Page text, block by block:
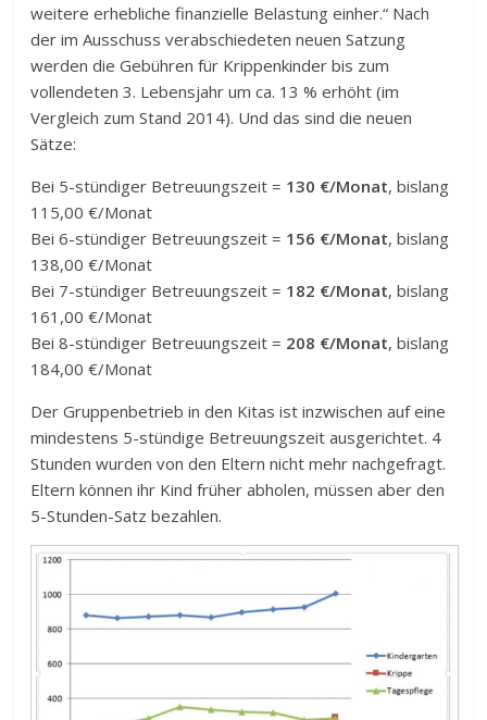
weitere erhebliche finanzielle Belastung einher.“ Nach
der im Ausschuss verabschiedeten neuen Satzung
werden die Gebühren für Krippenkinder bis zum
vollendeten 3. Lebensjahr um ca. 13 % erhöht (im
Vergleich zum Stand 2014). Und das sind die neuen
Sätze:
Bei 5-stündiger Betreuungszeit = 130 €/Monat, bislang
115,00 €/Monat
Bei 6-stündiger Betreuungszeit = 156 €/Monat, bislang
138,00 €/Monat
Bei 7-stündiger Betreuungszeit = 182 €/Monat, bislang
161,00 €/Monat
Bei 8-stündiger Betreuungszeit = 208 €/Monat, bislang
184,00 €/Monat
Der Gruppenbetrieb in den Kitas ist inzwischen auf eine
mindestens 5-stündige Betreuungszeit ausgerichtet. 4
Stunden wurden von den Eltern nicht mehr nachgefragt.
Eltern können ihr Kind früher abholen, müssen aber den
5-Stunden-Satz bezahlen.